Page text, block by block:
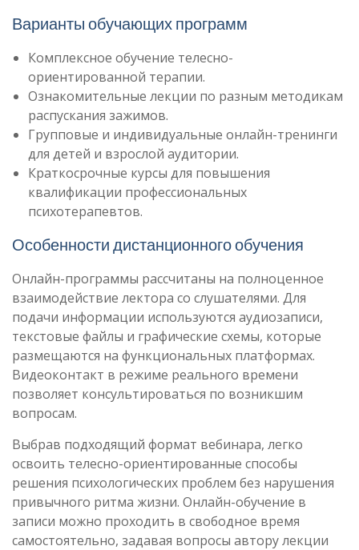
Варианты обучающих программ
Комплексное обучение телесно-
ориентированной терапии.
Ознакомительные лекции по разным методикам
распускания зажимов.
Групповые и индивидуальные онлайн-тренинги
для детей и взрослой аудитории.
Краткосрочные курсы для повышения
квалификации профессиональных
психотерапевтов.
Особенности дистанционного обучения
Онлайн-программы рассчитаны на полноценное
взаимодействие лектора со слушателями. Для
подачи информации используются аудиозаписи,
текстовые файлы и графические схемы, которые
размещаются на функциональных платформах.
Видеоконтакт в режиме реального времени
позволяет консультироваться по возникшим
вопросам.
Выбрав подходящий формат вебинара, легко
освоить телесно-ориентированные способы
решения психологических проблем без нарушения
привычного ритма жизни. Онлайн-обучение в
записи можно проходить в свободное время
самостоятельно, задавая вопросы автору лекции